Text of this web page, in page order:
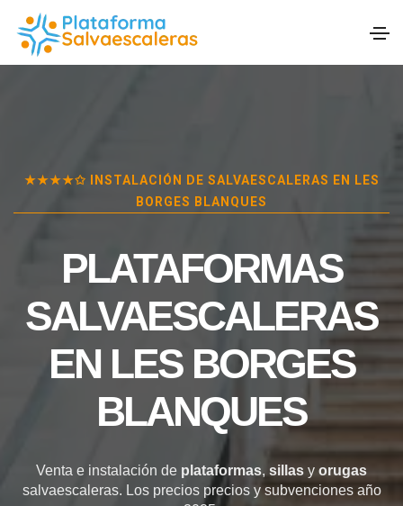
★★★★✩ INSTALACIÓN DE SALVAESCALERAS EN
LES
BORGES BLANQUES
PLATAFORMAS
SALVAESCALERAS
EN LES BORGES
BLANQUES
Venta e instalación de plataformas, sillas y orugas
salvaescaleras. Los precios precios y subvenciones año